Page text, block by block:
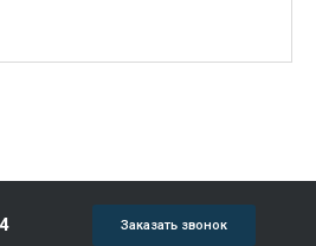
Заказать звонок